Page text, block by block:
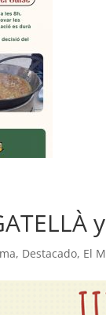
, Destacado, El